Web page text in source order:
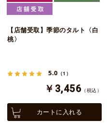
【店舗受取】季節のタルト〈白
桃〉
5.0 （1）
￥3,456 （税込）
カートに入れる